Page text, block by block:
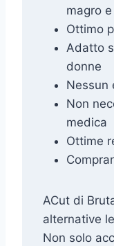
magro
Ottimo
Adatto
donne
Nessun
Non
medica
Ottime
ACut di
alternative
Non solo